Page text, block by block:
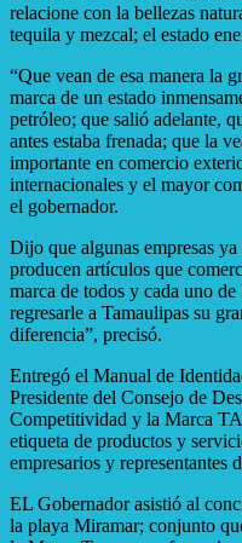
relacione con la bellezas
tequila y mezcal; el estado
“Que vean de esa manera la
marca de un estado
petróleo; que salió adelante,
antes estaba frenada; que la
importante en comercio
internacionales y el mayor
el gobernador.
Dijo que algunas empresas
producen artículos que
marca de todos y cada uno
regresarle a Tamaulipas su
diferencia”, precisó.
Entregó el Manual de
Presidente del Consejo de
Competitividad y la Marca
etiqueta de productos y
empresarios y representantes
EL Gobernador asistió al
la playa Miramar; conjunto